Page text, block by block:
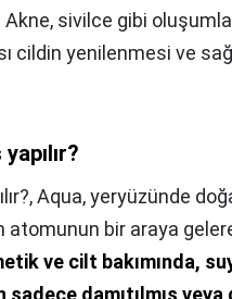
Akne, sivilce gibi
cildin yenilenmesi ve
Aqua, yeryüzünde
atomunun bir araya
ve cilt bakımında,
damıtılmış